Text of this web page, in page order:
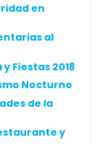
en
al
Fiestas 2018
Nocturno
de la
y